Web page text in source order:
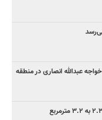
خواجه عبدالله انصاری در منطقه